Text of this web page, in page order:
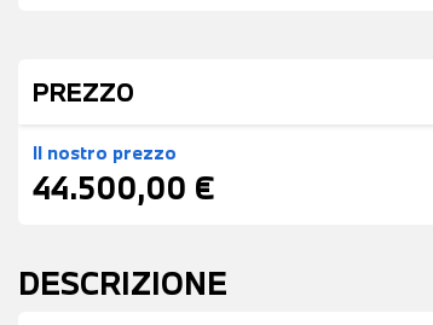
PREZZO
Il nostro prezzo
44.500,00 €
DESCRIZIONE